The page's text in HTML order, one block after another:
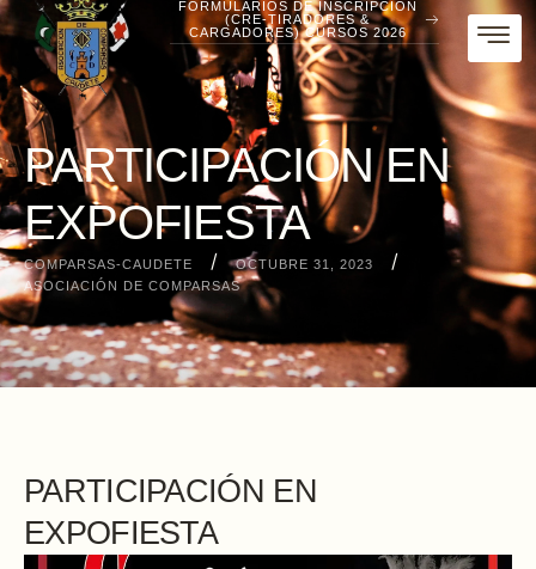
FORMULARIOS DE INSCRIPCIÓN
(CRE-TIRADORES &
CARGADORES) CURSOS 2026
PARTICIPACIÓN EN
EXPOFIESTA
COMPARSAS-CAUDETE / OCTUBRE 31, 2023 /
ASOCIACIÓN DE COMPARSAS
PARTICIPACIÓN EN
EXPOFIESTA